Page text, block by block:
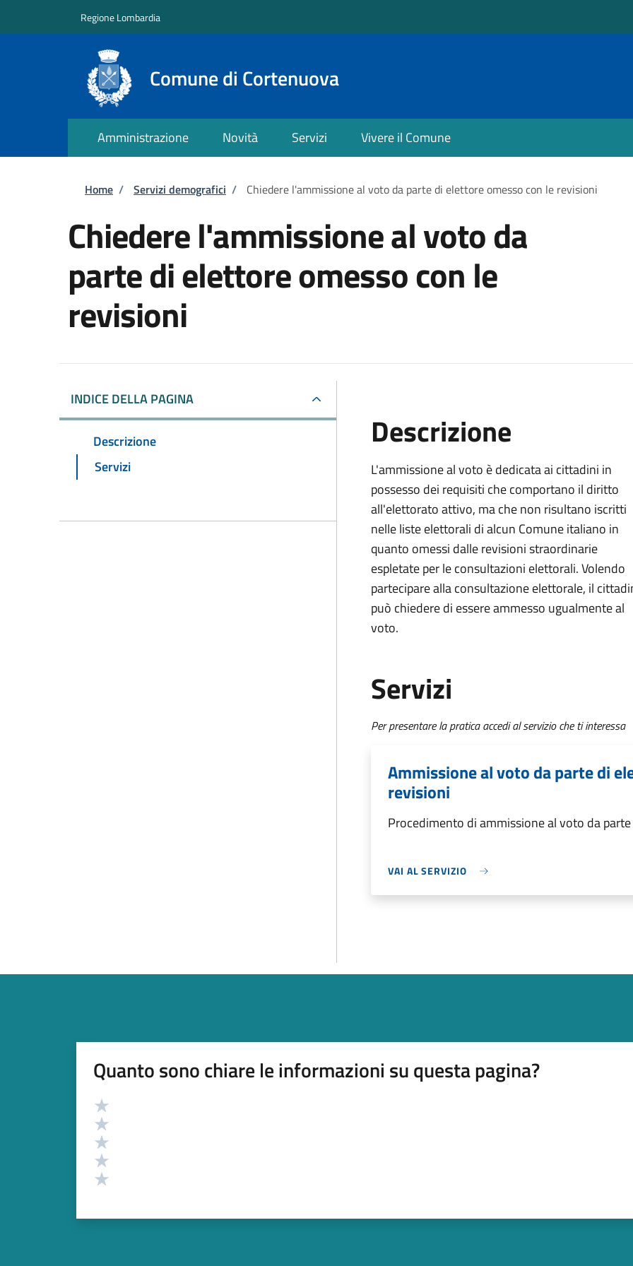
Regione Lombardia
Comune di Cortenuova
Amministrazione Novità Servizi Vivere il Comune
Briciole di pane
Home / Servizi demografici / Chiedere l'ammissione al voto da parte di elettore omesso con le revisioni
Chiedere l'ammissione al voto da
parte di elettore omesso con le
revisioni
INDICE DELLA PAGINA
Descrizione
Servizi
Descrizione
L'ammissione al voto è dedicata ai cittadini in
possesso dei requisiti che comportano il diritto
all'elettorato attivo, ma che non risultano iscritti
nelle liste elettorali di alcun Comune italiano in
quanto omessi dalle revisioni straordinarie
espletate per le consultazioni elettorali. Volendo
partecipare alla consultazione elettorale, il
può chiedere di essere ammesso ugualmente al
voto.
Servizi
Per presentare la pratica accedi al servizio che ti interessa
Ammissione al voto da parte di
revisioni
Procedimento di ammissione al voto da
VAI AL SERVIZIO
Quanto sono chiare le informazioni su questa pagina?
Valutazione